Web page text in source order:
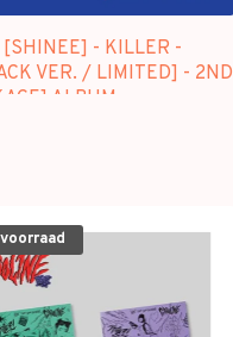
[SHINEE] - KILLER -
VER. / LIMITED] - 2ND
ALBUM